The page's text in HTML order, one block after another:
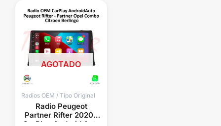
AGOTADO
Radios OEM / Tipo Original
Radio Peugeot
Partner Rifter 2020+
CarPlay Android Auto